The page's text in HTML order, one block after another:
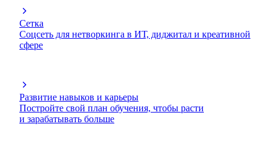
Сетка
Соцсеть для нетворкинга в ИТ, диджитал и креативной
сфере
Развитие навыков и карьеры
Постройте свой план обучения, чтобы расти
и зарабатывать больше